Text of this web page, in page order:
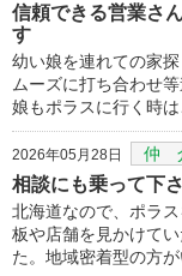
信頼できる営業さ
す
幼い娘を連れての家
ムーズに打ち合わせ等
娘もポラスに行く時
2026年05月28日 仲
相談にも乗って下
北海道なので、ポラ
板や店舗を見かけて
た。地域密着型の方